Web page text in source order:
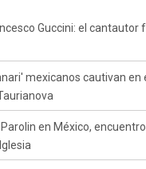
Guccini: el cantautor
mexicanos cautivan en
en México,